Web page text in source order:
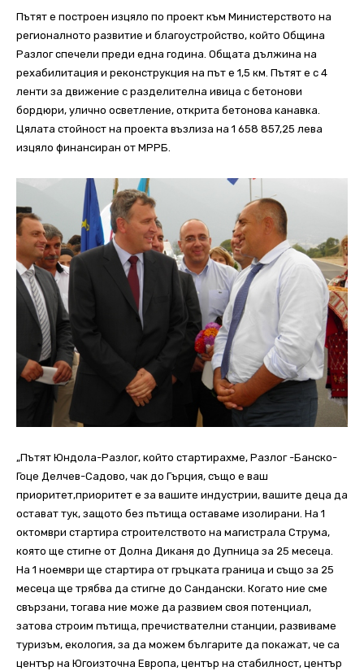
Пътят е построен изцяло по проект към Министерството на
регионалното развитие и благоустройство, който Община
Разлог спечели преди една година. Общата дължина на
рехабилитация и реконструкция на път е 1,5 км. Пътят е с 4
ленти за движение с разделителна ивица с бетонови
бордюри, улично осветление, открита бетонова канавка.
Цялата стойност на проекта възлиза на 1 658 857,25 лева
изцяло финансиран от МРРБ.
„Пътят Юндола-Разлог, който стартирахме, Разлог -Банско-
Гоце Делчев-Садово, чак до Гърция, също е ваш
приоритет,приоритет е за вашите индустрии, вашите деца да
остават тук, защото без пътища оставаме изолирани. На 1
октомври стартира строителството на магистрала Струма,
която ще стигне от Долна Диканя до Дупница за 25 месеца.
На 1 ноември ще стартира от гръцката граница и също за 25
месеца ще трябва да стигне до Сандански. Когато ние сме
свързани, тогава ние може да развием своя потенциал,
затова строим пътища, пречиствателни станции, развиваме
туризъм, екология, за да можем българите да покажат, че са
център на Югоизточна Европа, център на стабилност, център